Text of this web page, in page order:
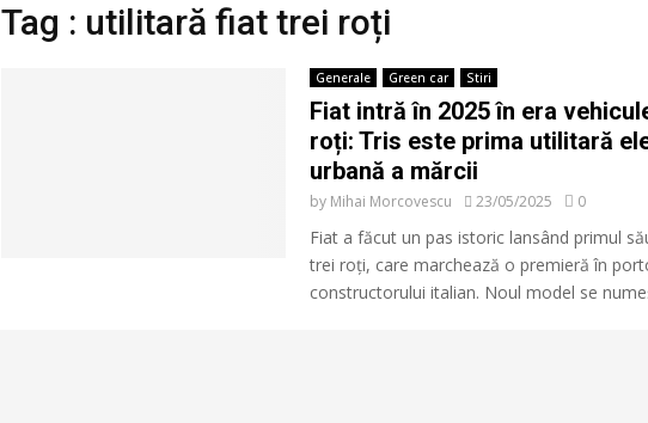
Tag : utilitară fiat trei roți
Generale Green car Stiri
Fiat intră în 2025 în era
roți: Tris este prima utilitară
urbană a mărcii
by Mihai Morcovescu 23/05/2025 0
Fiat a făcut un pas istoric lansând primul
trei roți, care marchează o premieră în
constructorului italian. Noul model se